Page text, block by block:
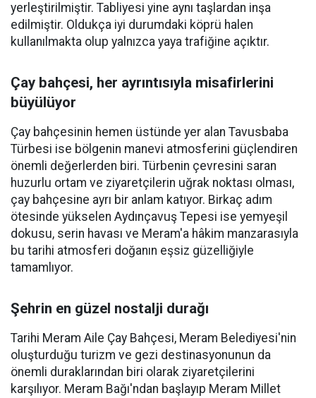
yerleştirilmiştir. Tabliyesi yine aynı taşlardan inşa
edilmiştir. Oldukça iyi durumdaki köprü halen
kullanılmakta olup yalnızca yaya trafiğine açıktır.
Çay bahçesi, her ayrıntısıyla misafirlerini
büyülüyor
Çay bahçesinin hemen üstünde yer alan Tavusbaba
Türbesi ise bölgenin manevi atmosferini güçlendiren
önemli değerlerden biri. Türbenin çevresini saran
huzurlu ortam ve ziyaretçilerin uğrak noktası olması,
çay bahçesine ayrı bir anlam katıyor. Birkaç adım
ötesinde yükselen Aydınçavuş Tepesi ise yemyeşil
dokusu, serin havası ve Meram'a hâkim manzarasıyla
bu tarihi atmosferi doğanın eşsiz güzelliğiyle
tamamlıyor.
Şehrin en güzel nostalji durağı
Tarihi Meram Aile Çay Bahçesi, Meram Belediyesi'nin
oluşturduğu turizm ve gezi destinasyonunun da
önemli duraklarından biri olarak ziyaretçilerini
karşılıyor. Meram Bağı'ndan başlayıp Meram Millet